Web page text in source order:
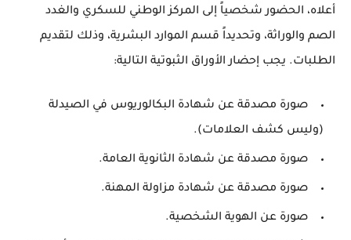
أعلاه، الحضور شخصياً إلى المركز الوطني للسكري والغدد
الصم والوراثة، وتحديداً قسم الموارد البشرية، وذلك لتقديم
الطلبات. يجب إحضار الأوراق الثبوتية التالية:
صورة مصدقة عن شهادة البكالوريوس في الصيدلة
(وليس كشف العلامات).
صورة مصدقة عن شهادة الثانوية العامة.
صورة مصدقة عن شهادة مزاولة المهنة.
صورة عن الهوية الشخصية.